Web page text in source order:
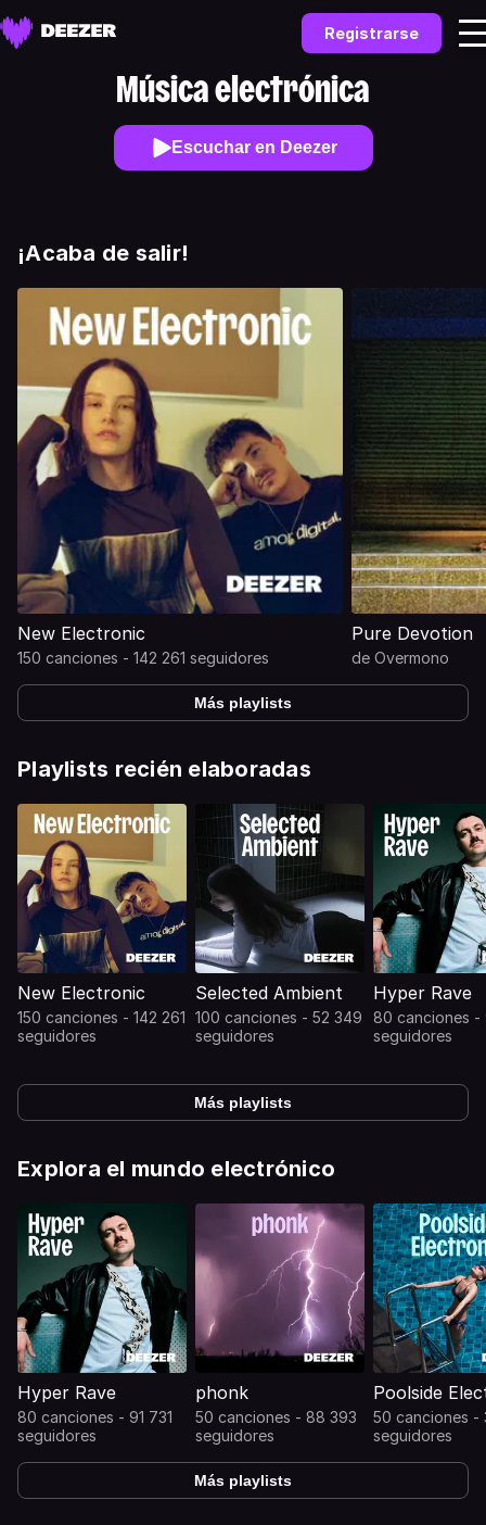
Registrarse
Música electrónica
Escuchar en Deezer
¡Acaba de salir!
New Electronic
150 canciones - 142 261 seguidores
Pure Devotion
de Overmono
Más playlists
Playlists recién elaboradas
New Electronic
150 canciones - 142 261
seguidores
Selected Ambient
100 canciones - 52 349
seguidores
Hyper Rave
80 canciones -
seguidores
Más playlists
Explora el mundo electrónico
Hyper Rave
80 canciones - 91 731
seguidores
phonk
50 canciones - 88 393
seguidores
Poolside
50 canciones -
seguidores
Más playlists